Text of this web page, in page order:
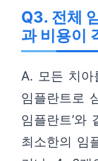
Q3. 전체
과 비용이
A. 모든 치아
임플란트로
임플란트’와
최소한의 임